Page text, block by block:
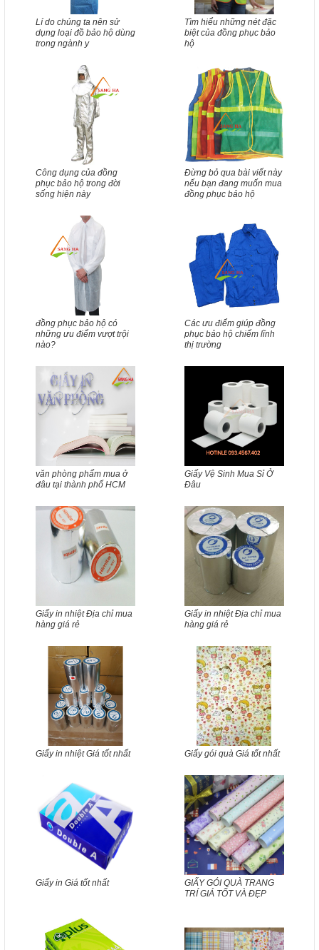
Lí do chúng ta nên sử
dụng loại đồ bảo hộ dùng
trong ngành y
Tìm hiểu những nét đặc
biệt của đồng phục bảo
hộ
Công dụng của đồng
phục bảo hộ trong đời
sống hiện này
Đừng bỏ qua bài viết này
nếu bạn đang muốn mua
đồng phục bảo hộ
đồng phục bảo hộ có
những ưu điểm vượt trội
nào?
Các ưu điểm giúp đồng
phục bảo hộ chiếm lĩnh
thị trường
văn phòng phẩm mua ở
đâu tại thành phố HCM
Giấy Vệ Sinh Mua Sỉ Ở
Đâu
Giấy in nhiệt Địa chỉ mua
hàng giá rẻ
Giấy in nhiệt Địa chỉ mua
hàng giá rẻ
Giấy in nhiệt Giá tốt nhất Giấy gói quà Giá tốt nhất
Giấy in Giá tốt nhất
GIẤY GÓI QUÀ TRANG
TRÍ GIÁ TỐT VÀ ĐẸP